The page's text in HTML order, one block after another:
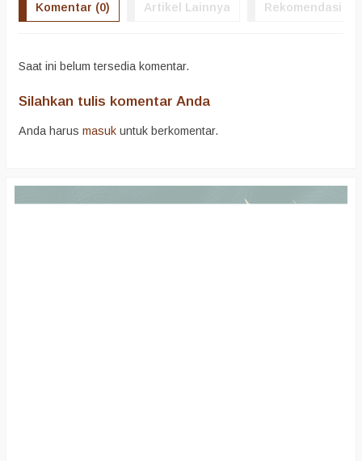
Komentar (0) Artikel Lainnya Rekomendasi
Saat ini belum tersedia komentar.
Silahkan tulis komentar Anda
Anda harus masuk untuk berkomentar.